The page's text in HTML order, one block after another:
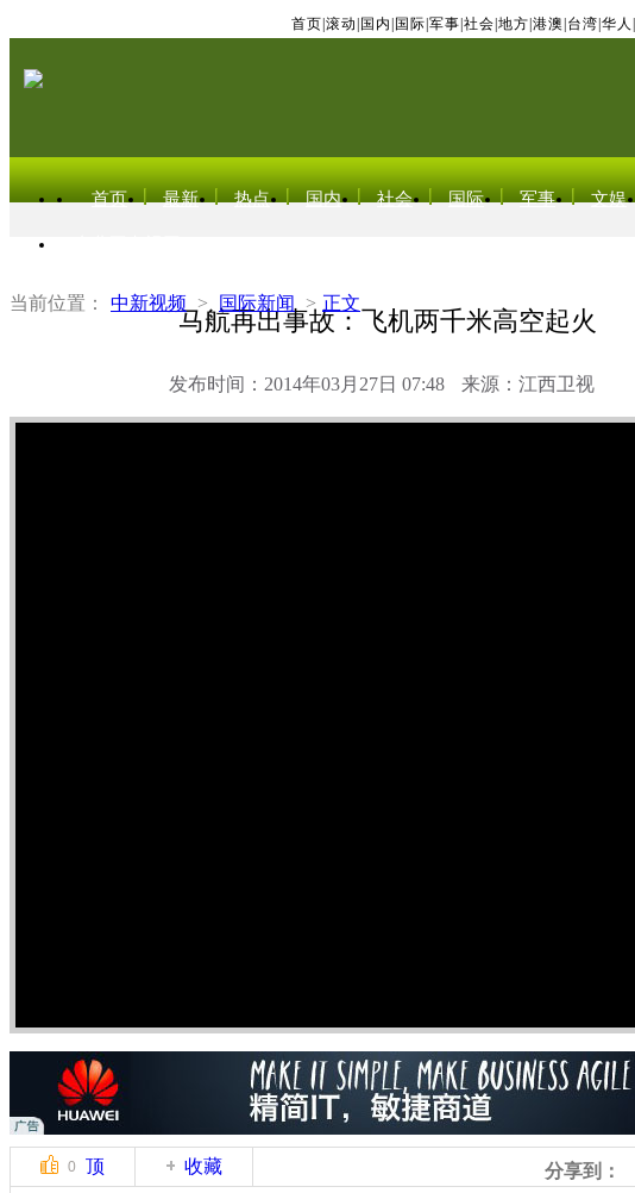
首页 滚动 国内 国际 军事 社会 地方 港澳 台湾 华人
首页 最新 热点 国内 社会 国际 军事 文娱
当前位置： 中新视频 > 国际新闻 > 正文
马航再出事故：飞机两千米高空起火
发布时间：2014年03月27日 07:48 来源：江西卫视
0 顶 收藏 分享到：